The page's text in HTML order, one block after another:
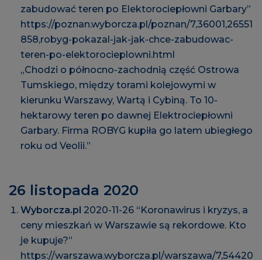
zabudować teren po Elektorociepłowni Garbary”
https://poznan.wyborcza.pl/poznan/7,36001,26551
858,robyg-pokazal-jak-jak-chce-zabudowac-
teren-po-elektorocieplowni.html
„Chodzi o północno-zachodnią część Ostrowa
Tumskiego, między torami kolejowymi w
kierunku Warszawy, Wartą i Cybiną. To 10-
hektarowy teren po dawnej Elektrociepłowni
Garbary. Firma ROBYG kupiła go latem ubiegłego
roku od Veolii.”
26 listopada 2020
Wyborcza.pl 2020-11-26 “Koronawirus i kryzys, a
ceny mieszkań w Warszawie są rekordowe. Kto
je kupuje?”
https://warszawa.wyborcza.pl/warszawa/7,54420